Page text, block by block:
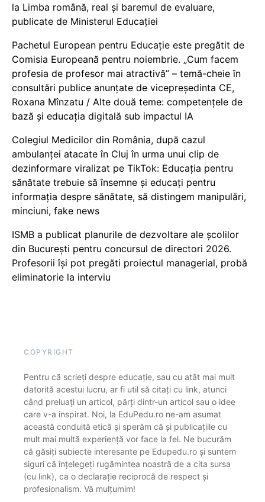
la Limba română, real și baremul de evaluare,
publicate de Ministerul Educației
Pachetul European pentru Educație este pregătit de
Comisia Europeană pentru noiembrie. „Cum facem
profesia de profesor mai atractivă” – temă-cheie în
consultări publice anunțate de vicepreședinta CE,
Roxana Mînzatu / Alte două teme: competențele de
bază și educația digitală sub impactul IA
Colegiul Medicilor din România, după cazul
ambulanței atacate în Cluj în urma unui clip de
dezinformare viralizat pe TikTok: Educația pentru
sănătate trebuie să însemne și educați pentru
informația despre sănătate, să distingem manipulări,
minciuni, fake news
ISMB a publicat planurile de dezvoltare ale școlilor
din București pentru concursul de directori 2026.
Profesorii își pot pregăti proiectul managerial, probă
eliminatorie la interviu
COPYRIGHT
Pentru că scrieți despre educație, sau cu atât mai mult
datorită acestui lucru, ar fi util să citați cu link, atunci
când preluați un articol, părți dintr-un articol sau o idee
care v-a inspirat. Noi, la EduPedu.ro ne-am asumat
această conduită etică și sperăm că și publicațiile cu
mult mai multă experiență vor face la fel. Ne bucurăm
că găsiți subiecte interesante pe Edupedu.ro și suntem
siguri că înțelegeți rugămintea noastră de a cita sursa
(cu link), ca o declarație reciprocă de respect și
profesionalism. Vă mulțumim!